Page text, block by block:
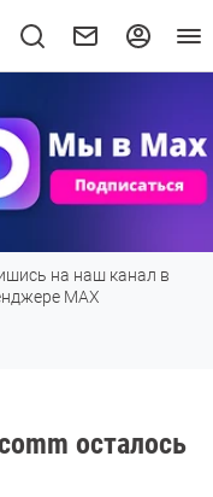
на наш канал в
МАХ
осталось